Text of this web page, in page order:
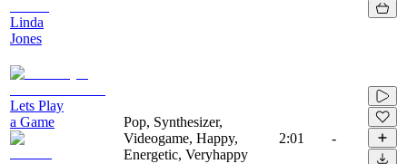
Linda
Jones
Lets Play
a Game
Pop, Synthesizer,
Videogame, Happy,
Energetic, Veryhappy
2:01 -